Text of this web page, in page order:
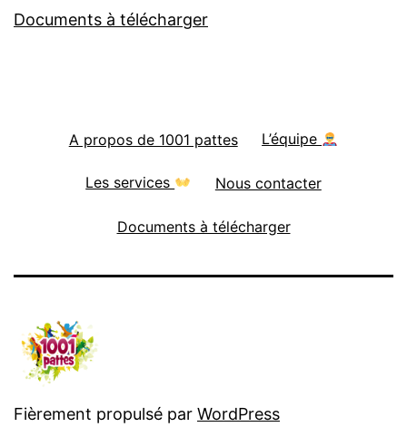
Documents à télécharger
A propos de 1001 pattes L’équipe
Les services Nous contacter
Documents à télécharger
Fièrement propulsé par WordPress